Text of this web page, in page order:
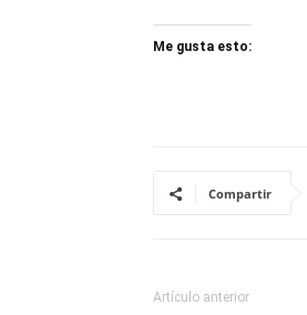
Me gusta esto:
Compartir
Artículo anterior